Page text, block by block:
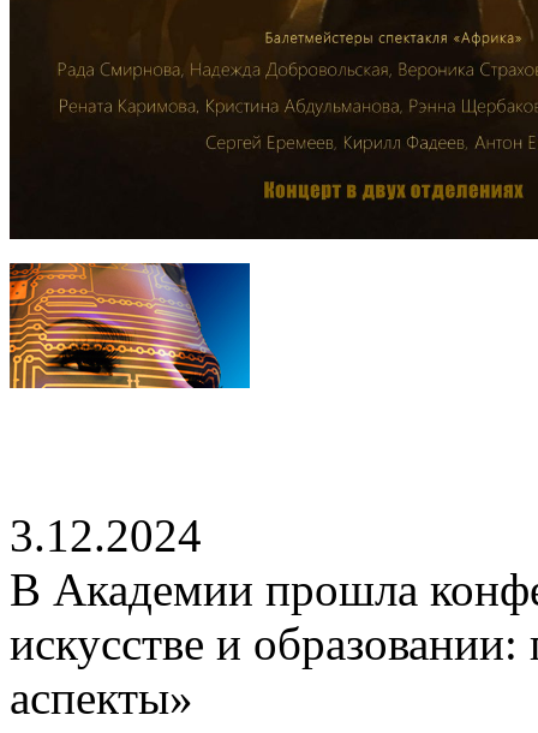
3.12.2024
В Академии прошла
искусстве и
аспекты»